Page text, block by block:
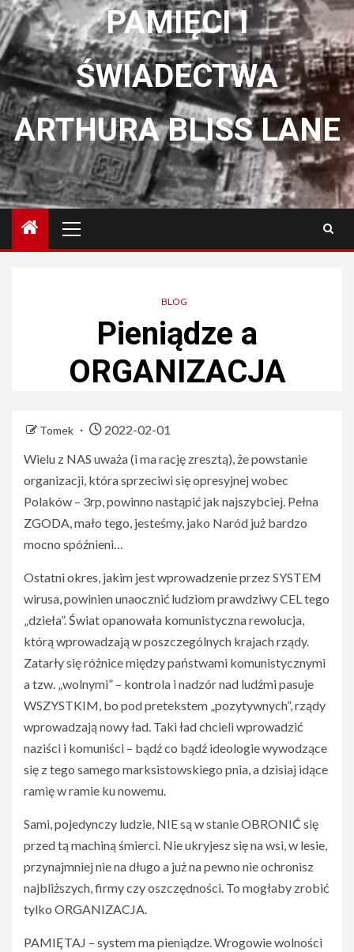
PAMIĘCI I
ŚWIADECTWA
ARTHURA BLISS LANE
główne
BLOG
Pieniądze a
ORGANIZACJA
Tomek
2022-02-01
Wielu z NAS uważa (i ma rację zresztą), że powstanie
organizacji, która sprzeciwi się opresyjnej wobec
Polaków – 3rp, powinno nastąpić jak najszybciej. Pełna
ZGODA, mało tego, jesteśmy, jako Naród już bardzo
mocno spóźnieni…
Ostatni okres, jakim jest wprowadzenie przez SYSTEM
wirusa, powinien unaocznić ludziom prawdziwy CEL tego
„dzieła”. Świat opanowała komunistyczna rewolucja,
którą wprowadzają w poszczególnych krajach rządy.
Zatarły się różnice między państwami komunistycznymi
a tzw. „wolnymi” – kontrola i nadzór nad ludźmi pasuje
WSZYSTKIM, bo pod pretekstem „pozytywnych”, rządy
wprowadzają nowy ład. Taki ład chcieli wprowadzić
naziści i komuniści – bądź co bądź ideologie wywodzące
się z tego samego marksistowskiego pnia, a dzisiaj idące
ramię w ramie ku nowemu.
Sami, pojedynczy ludzie, NIE są w stanie OBRONIĆ się
przed tą machiną śmierci. Nie ukryjesz się na wsi, w lesie,
przynajmniej nie na długo a już na pewno nie ochronisz
najbliższych, firmy czy oszczędności. To mogłaby zrobić
tylko ORGANIZACJA.
PAMIĘTAJ – system ma pieniądze. Wrogowie wolności